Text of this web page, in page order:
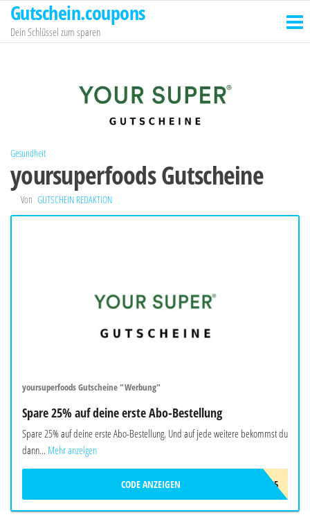
Zum
Inhalt
springen
Gutschein.coupons
Dein Schlüssel zum sparen
Gesundheit
yoursuperfoods Gutscheine
Von GUTSCHEIN REDAKTION
yoursuperfoods Gutscheine "Werbung"
Spare 25% auf deine erste Abo-Bestellung
Spare 25% auf deine erste Abo-Bestellung. Und auf jede weitere bekommst du
dann... Mehr anzeigen
SUB25
CODE ANZEIGEN